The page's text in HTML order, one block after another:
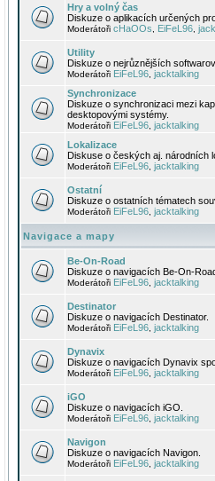
Hry a volný čas
Diskuze o aplikacích určených
Moderátoři cHaOOs EiFeL96
Utility
Diskuze o nejrůznějších
Moderátoři EiFeL96 jacktalking
Synchronizace
Diskuze o synchronizaci mezi
desktopovými systémy.
Moderátoři EiFeL96 jacktalking
Lokalizace
Diskuse o českých aj. národních
Moderátoři EiFeL96 jacktalking
Ostatní
Diskuze o ostatních tématech
Moderátoři EiFeL96 jacktalking
Navigace a mapy
Be-On-Road
Diskuze o navigacích Be-On-
Moderátoři EiFeL96 jacktalking
Destinator
Diskuze o navigacích Destinator.
Moderátoři EiFeL96 jacktalking
Dynavix
Diskuze o navigacích Dynavix
Moderátoři EiFeL96 jacktalking
iGO
Diskuze o navigacích iGO.
Moderátoři EiFeL96 jacktalking
Navigon
Diskuze o navigacích Navigon.
Moderátoři EiFeL96 jacktalking